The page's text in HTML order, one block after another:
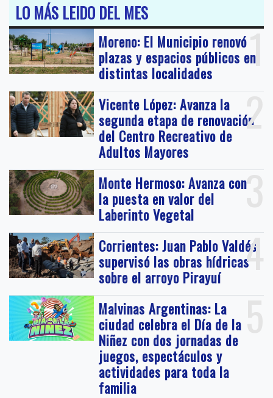
LO MÁS LEIDO DEL MES
1
Moreno: El Municipio renovó
plazas y espacios públicos en
distintas localidades
2
Vicente López: Avanza la
segunda etapa de renovación
del Centro Recreativo de
Adultos Mayores
3
Monte Hermoso: Avanza con
la puesta en valor del
Laberinto Vegetal
4
Corrientes: Juan Pablo Valdés
supervisó las obras hídricas
sobre el arroyo Pirayuí
5
Malvinas Argentinas: La
ciudad celebra el Día de la
Niñez con dos jornadas de
juegos, espectáculos y
actividades para toda la
familia